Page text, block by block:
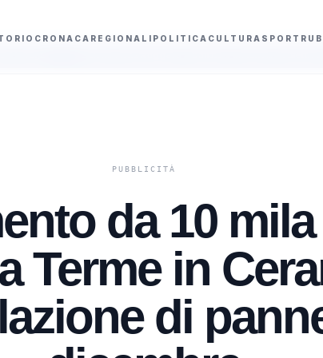
CRONACA REGIONALI POLITICA CULTURA SPORT
da 10
Terme in
di